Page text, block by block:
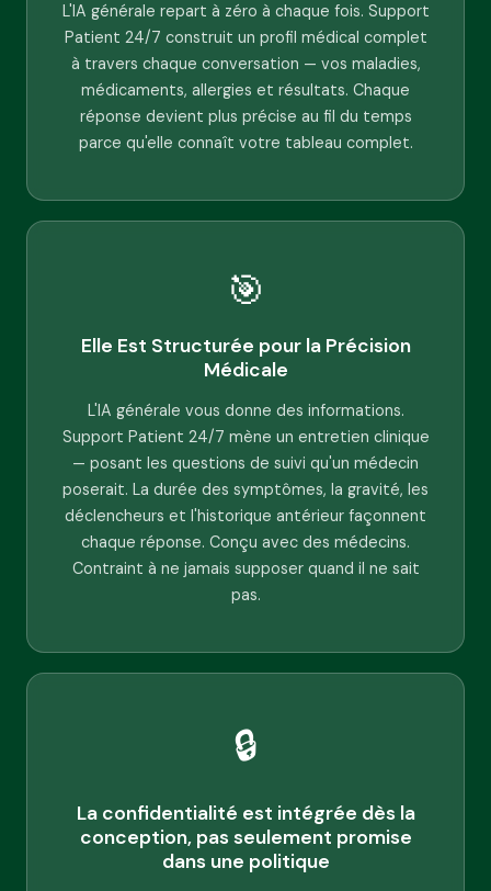
L'IA générale repart à zéro à chaque fois. Support
Patient 24/7 construit un profil médical complet
à travers chaque conversation — vos maladies,
médicaments, allergies et résultats. Chaque
réponse devient plus précise au fil du temps
parce qu'elle connaît votre tableau complet.
🎯
Elle Est Structurée pour la Précision
Médicale
L'IA générale vous donne des informations.
Support Patient 24/7 mène un entretien clinique
— posant les questions de suivi qu'un médecin
poserait. La durée des symptômes, la gravité, les
déclencheurs et l'historique antérieur façonnent
chaque réponse. Conçu avec des médecins.
Contraint à ne jamais supposer quand il ne sait
pas.
🔒
La confidentialité est intégrée dès la
conception, pas seulement promise
dans une politique